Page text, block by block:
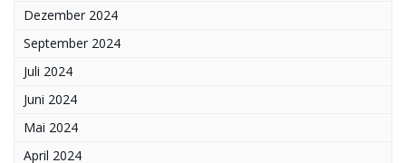
Dezember 2024
September 2024
Juli 2024
Juni 2024
Mai 2024
April 2024